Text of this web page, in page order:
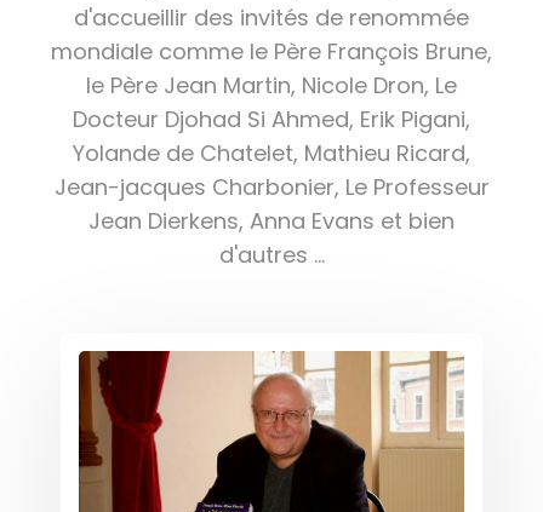
d'accueillir des invités de renommée
mondiale comme le Père François Brune,
le Père Jean Martin, Nicole Dron, Le
Docteur Djohad Si Ahmed, Erik Pigani,
Yolande de Chatelet, Mathieu Ricard,
Jean-jacques Charbonier, Le Professeur
Jean Dierkens, Anna Evans et bien
d'autres ...